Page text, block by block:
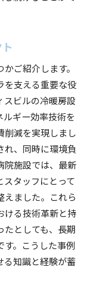
ご紹介します。
を支える重要な役
スビルの冷暖房設
ギー効率技術を
削減を実現しまし
れ、同時に環境負
院施設では、最新
タッフにとって
えました。これら
ける技術革新と持
たとしても、長期
。こうした事例
る知識と経験が蓄